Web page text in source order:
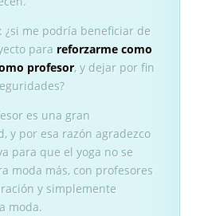
¿si me podría beneficiar de
para reforzarme como
profesor, y dejar por fin
es una gran
y por esa razón agradezco
para que el yoga no se
moda más, con profesores
y simplemente
moda.